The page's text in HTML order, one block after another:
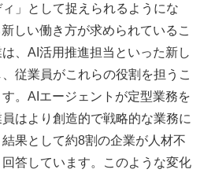
」として捉えられるようにな
しい働き方が求められているこ
、AI活用推進担当といった新し
従業員がこれらの役割を担うこ
。AIエージェントが定型業務を
はより創造的で戦略的な業務に
果として約8割の企業が人材不
答しています。このような変化